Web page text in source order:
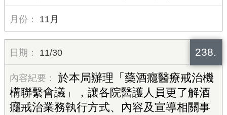
11月
238.
11/30
於本局辦理「藥酒癮醫療戒治機
構聯繫會議」，讓各院醫護人員更了解酒
癮戒治業務執行方式、內容及宣導相關事